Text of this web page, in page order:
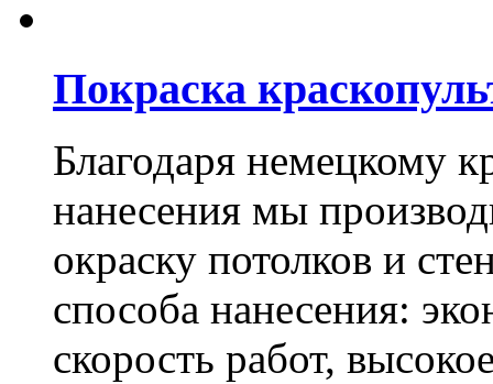
Покраска
Благодаря немецкому
нанесения мы
окраску потолков и
способа нанесения:
скорость работ,